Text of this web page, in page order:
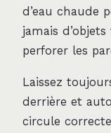
d’eau chaude
jamais
perforer les
Laissez
derrière et
circule